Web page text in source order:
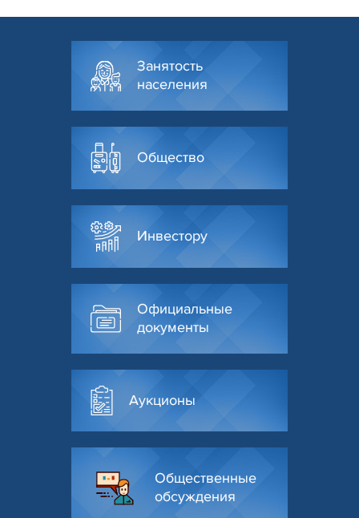
Занятость
населения
Общество
Инвестору
Официальные
документы
Аукционы
Общественные
обсуждения